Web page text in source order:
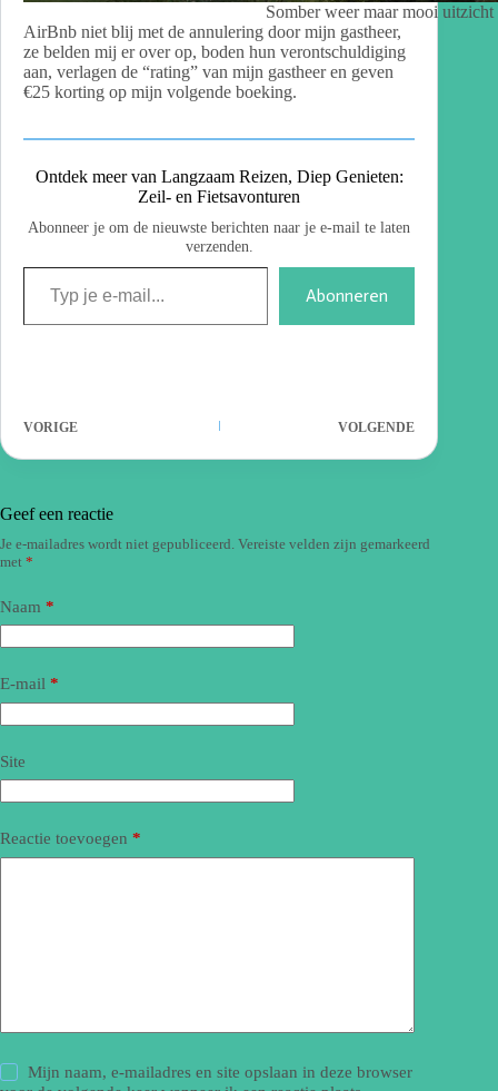
Somber weer maar mooi uitzicht
AirBnb niet blij met de annulering door mijn gastheer,
ze belden mij er over op, boden hun verontschuldiging
aan, verlagen de “rating” van mijn gastheer en geven
€25 korting op mijn volgende boeking.
Ontdek meer van Langzaam Reizen, Diep Genieten:
Zeil- en Fietsavonturen
Abonneer je om de nieuwste berichten naar je e-mail te laten
verzenden.
Abonneren
VORIGE VOLGENDE
Geef een reactie
Je e-mailadres wordt niet gepubliceerd. Vereiste velden zijn gemarkeerd
met *
Naam *
E-mail *
Site
Reactie toevoegen *
Mijn naam, e-mailadres en site opslaan in deze browser